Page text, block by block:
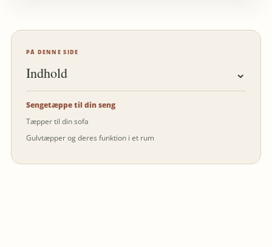
PÅ DENNE SIDE
Indhold ⌄
Sengetæppe til din seng
Tæpper til din sofa
Gulvtæpper og deres funktion i et rum